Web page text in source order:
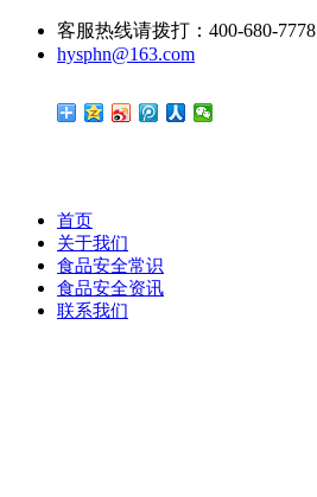
客服热线请拨打：400-680-7778
hysphn@163.com
首页
关于我们
食品安全常识
食品安全资讯
联系我们